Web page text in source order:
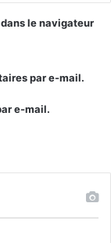
le navigateur
par e-mail.
e-mail.